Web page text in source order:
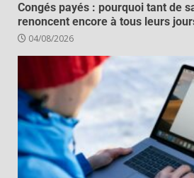
Congés payés : pourquoi tant de
renoncent encore à tous leurs
04/08/2026